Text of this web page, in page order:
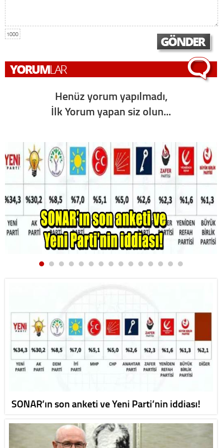
1000
Henüz yorum yapılmadı,
İlk Yorum yapan siz olun...
SONAR’ın son anketi ve Yeni Parti’nin iddiası!